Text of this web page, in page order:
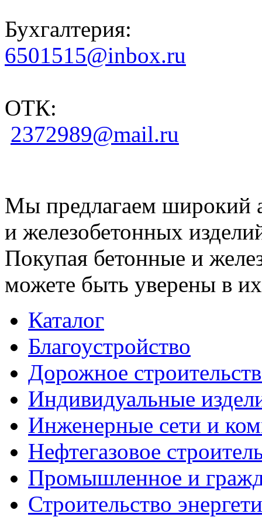
Бухгалтерия:
6501515@inbox.ru
ОТК:
2372989@mail.ru
Мы предлагаем широкий
и железобетонных
Покупая бетонные и
можете быть уверены в их
Каталог
Благоустройство
Дорожное
Индивидуальные
Инженерные сети и
Нефтегазовое
Промышленное и
Строительство